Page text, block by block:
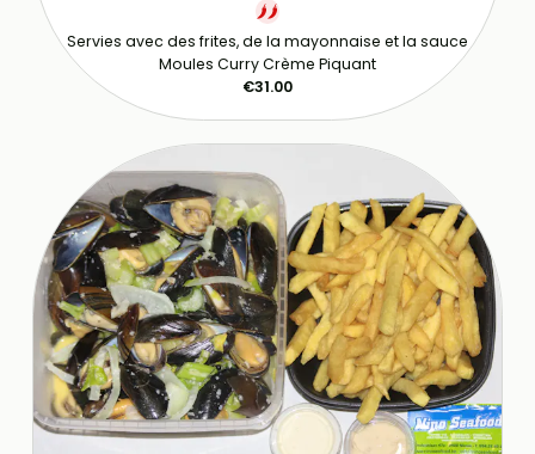
Servies avec des frites, de la mayonnaise et la sauce
Moules Curry Crème Piquant
€31.00